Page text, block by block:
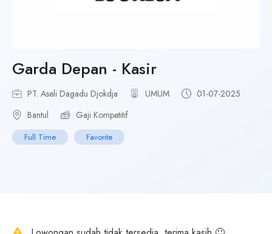
Garda Depan - Kasir
PT. Aseli Dagadu Djokdja UMUM
01-07-2025
Bantul
Gaji Kompetitif
Full Time Favorite